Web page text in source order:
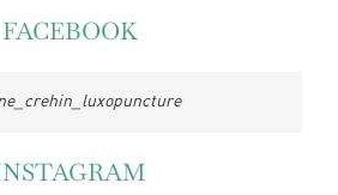
FACEBOOK